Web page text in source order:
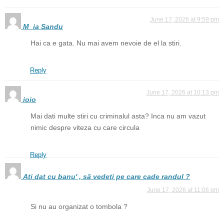
M_ia Sandu
June 17, 2026 at 9:59 pm
Hai ca e gata. Nu mai avem nevoie de el la stiri.
Reply
ioio
June 17, 2026 at 10:13 pm
Mai dati multe stiri cu criminalul asta? Inca nu am vazut
nimic despre viteza cu care circula
Reply
Ati dat cu banu' , să vedeti pe care cade randul ?
June 17, 2026 at 11:06 pm
Si nu au organizat o tombola ?